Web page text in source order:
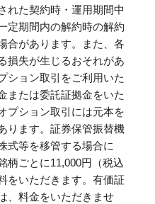
れた契約時・運用期間中
定期間内の解約時の解約
合があります。また、各
損失が生じるおそれがあ
ション取引をご利用いた
または委託証拠金をいた
プション取引には元本を
ります。証券保管振替機
式等を移管する場合に
柄ごとに11,000円（税込
をいただきます。有価証
、料金をいただきませ